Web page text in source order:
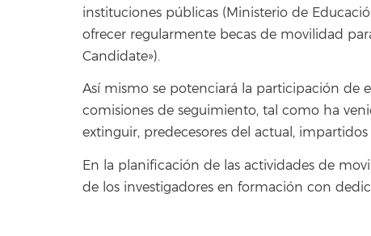
instituciones públicas (Ministerio de
ofrecer regularmente becas de movilidad
Candidate»).
Así mismo se potenciará la participación de
comisiones de seguimiento, tal como ha
extinguir, predecesores del actual,
En la planificación de las actividades de
de los investigadores en formación con